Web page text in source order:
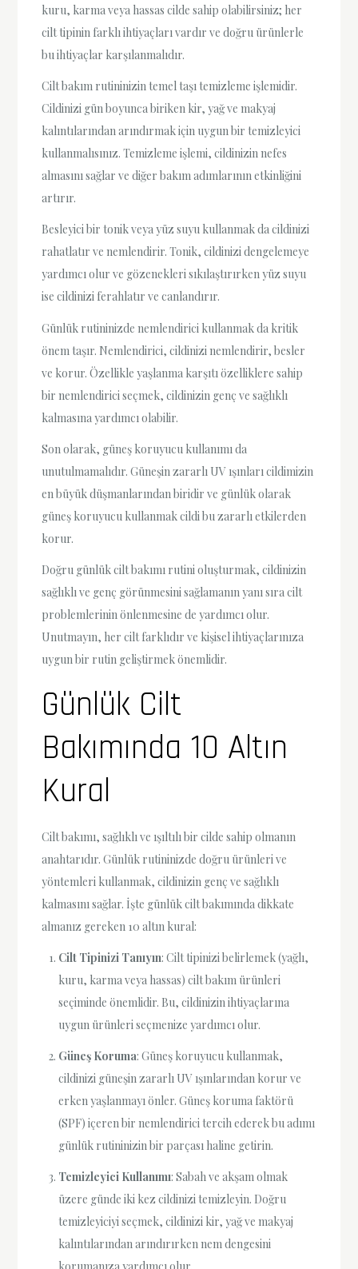
kuru, karma veya hassas cilde sahip olabilirsiniz; her
cilt tipinin farklı ihtiyaçları vardır ve doğru ürünlerle
bu ihtiyaçlar karşılanmalıdır.
Cilt bakım rutininizin temel taşı temizleme işlemidir.
Cildinizi gün boyunca biriken kir, yağ ve makyaj
kalıntılarından arındırmak için uygun bir temizleyici
kullanmalısınız. Temizleme işlemi, cildinizin nefes
almasını sağlar ve diğer bakım adımlarının etkinliğini
artırır.
Besleyici bir tonik veya yüz suyu kullanmak da cildinizi
rahatlatır ve nemlendirir. Tonik, cildinizi dengelemeye
yardımcı olur ve gözenekleri sıkılaştırırken yüz suyu
ise cildinizi ferahlatır ve canlandırır.
Günlük rutininizde nemlendirici kullanmak da kritik
önem taşır. Nemlendirici, cildinizi nemlendirir, besler
ve korur. Özellikle yaşlanma karşıtı özelliklere sahip
bir nemlendirici seçmek, cildinizin genç ve sağlıklı
kalmasına yardımcı olabilir.
Son olarak, güneş koruyucu kullanımı da
unutulmamalıdır. Güneşin zararlı UV ışınları cildimizin
en büyük düşmanlarından biridir ve günlük olarak
güneş koruyucu kullanmak cildi bu zararlı etkilerden
korur.
Doğru günlük cilt bakımı rutini oluşturmak, cildinizin
sağlıklı ve genç görünmesini sağlamanın yanı sıra cilt
problemlerinin önlenmesine de yardımcı olur.
Unutmayın, her cilt farklıdır ve kişisel ihtiyaçlarınıza
uygun bir rutin geliştirmek önemlidir.
Günlük Cilt
Bakımında 10 Altın
Kural
Cilt bakımı, sağlıklı ve ışıltılı bir cilde sahip olmanın
anahtarıdır. Günlük rutininizde doğru ürünleri ve
yöntemleri kullanmak, cildinizin genç ve sağlıklı
kalmasını sağlar. İşte günlük cilt bakımında dikkate
almanız gereken 10 altın kural:
Cilt Tipinizi Tanıyın: Cilt tipinizi belirlemek (yağlı,
kuru, karma veya hassas) cilt bakım ürünleri
seçiminde önemlidir. Bu, cildinizin ihtiyaçlarına
uygun ürünleri seçmenize yardımcı olur.
Güneş Koruma: Güneş koruyucu kullanmak,
cildinizi güneşin zararlı UV ışınlarından korur ve
erken yaşlanmayı önler. Güneş koruma faktörü
(SPF) içeren bir nemlendirici tercih ederek bu adımı
günlük rutininizin bir parçası haline getirin.
Temizleyici Kullanımı: Sabah ve akşam olmak
üzere günde iki kez cildinizi temizleyin. Doğru
temizleyiciyi seçmek, cildinizi kir, yağ ve makyaj
kalıntılarından arındırırken nem dengesini